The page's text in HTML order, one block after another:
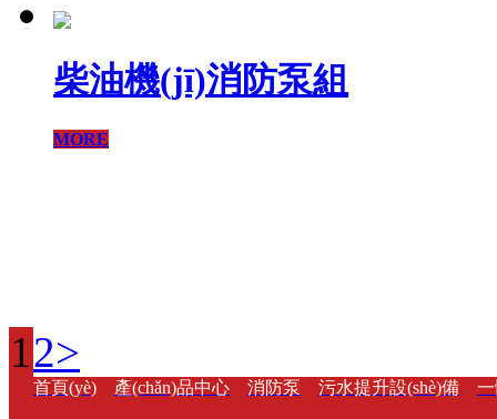
柴油機(jī)消防泵組
MORE
12>
首頁(yè) 產(chǎn)品中心 消防泵 污水提升設(shè)備